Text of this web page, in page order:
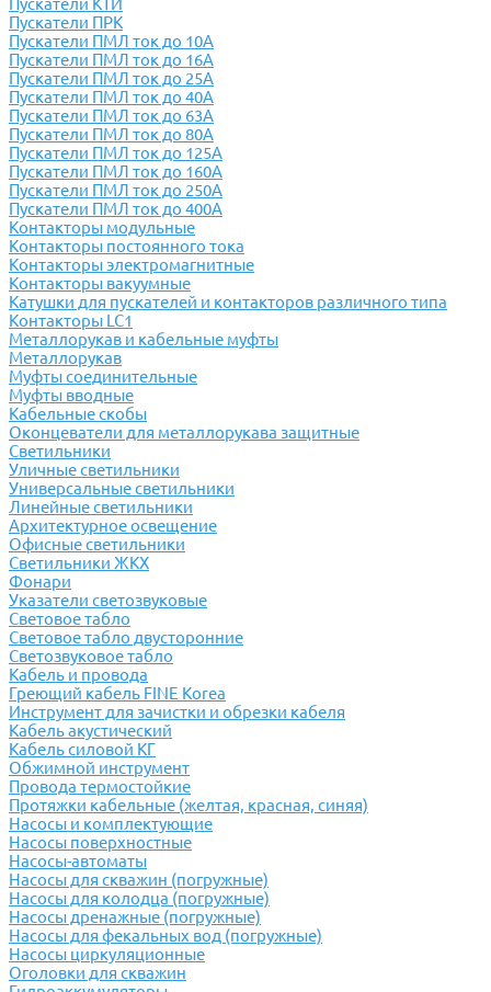
Пускатели КТИ
Пускатели ПРК
Пускатели ПМЛ ток до 10А
Пускатели ПМЛ ток до 16А
Пускатели ПМЛ ток до 25А
Пускатели ПМЛ ток до 40А
Пускатели ПМЛ ток до 63А
Пускатели ПМЛ ток до 80А
Пускатели ПМЛ ток до 125А
Пускатели ПМЛ ток до 160А
Пускатели ПМЛ ток до 250А
Пускатели ПМЛ ток до 400А
Контакторы модульные
Контакторы постоянного тока
Контакторы электромагнитные
Контакторы вакуумные
Катушки для пускателей и контакторов различного типа
Контакторы LC1
Металлорукав и кабельные муфты
Металлорукав
Муфты соединительные
Муфты вводные
Кабельные скобы
Оконцеватели для металлорукава защитные
Светильники
Уличные светильники
Универсальные светильники
Линейные светильники
Архитектурное освещение
Офисные светильники
Светильники ЖКХ
Фонари
Указатели светозвуковые
Световое табло
Световое табло двусторонние
Светозвуковое табло
Кабель и провода
Греющий кабель FINE Korea
Инструмент для зачистки и обрезки кабеля
Кабель акустический
Кабель силовой КГ
Обжимной инструмент
Провода термостойкие
Протяжки кабельные (желтая, красная, синяя)
Насосы и комплектующие
Насосы поверхностные
Насосы-автоматы
Насосы для скважин (погружные)
Насосы для колодца (погружные)
Насосы дренажные (погружные)
Насосы для фекальных вод (погружные)
Насосы циркуляционные
Оголовки для скважин